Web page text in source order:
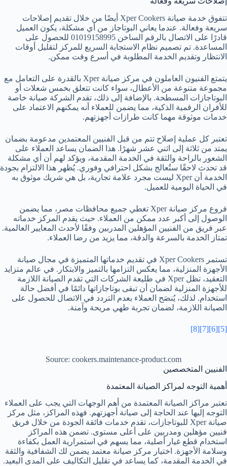
تتفوق خدمة صيانة Xper Cookers أيضًا من خلال تقديم إصلاحات
سريعة وفعالة. عندما يعاني البوتاجاز من أي مشكلة، يكون العميل
قادرًا على الاتصال بالرقم الساخن 01019158995 للحصول على
المساعدة. تم تصميم نظام الاستجابة السريع للمركز لتقليل أوقات
الانتظار وتقديم الخدمة المطلوبة في أسرع وقت ممكن.
يتمتع الفنيون العاملون في مركز صيانة Xper بالقدرة على التعامل مع
مجموعة متنوعة من الأعطال، سواء كانت تتعلق بخمس شعلات أو
البوتاجازات المسطحة. بالإضافة إلى ذلك، تقدم الشركة صيانة خاصة
للأفران الرقمية الذكية، مما يضمن للعملاء أنه يمكنهم الاعتماد على
خدمات موثوقة مهما كانت طرازات أجهزتهم.
تعتبر كل عملية إصلاح تتم من قبل الفنيين المعتمدين مدعومة بضمان
يمتد من ثلاثة إلى اثني عشر شهرًا. هذا الضمان يساعد العملاء على
الشعور بالراحة والثقة في الخدمة المقدمة، ويؤكد لهم أن أي مشكلة
قد تحدث لاحقًا ستُعالج بشكل احترافي وفوري. يُظهر هذا الالتزام بجودة
الخدمة أن Xper ليست مجرد علامة تجارية، بل هي شريك موثوق به
في الحياة اليومية للعميل.
فروع مركز صيانة Xper تغطي جميع محافظات مصر، مما يضمن
الوصول إلى أكبر عدد ممكن من العملاء. حيث يقدم المركز خدماته
عبر فريق من الفنيين المؤهلين المدربين وفقًا لأحدث المعايير العالمية.
تمتاز الخدمة بالسرعة والدقة، مما يزيد من رضا العملاء.
تستمر Xper Cookers في تقديم خدماتها المتميزة في مجال صيانة
الأجهزة المنزلية، مما يعكس التزامها بالتميز والابتكار. في عالم متزايد
التعقيد، تظل Xper في طليعة الشركات التي تقدم الصيانة اللازمة
للأجهزة المنزلية لضمان أن تبقى بوتاجازاتها دائمًا في أفضل حالة
استخدام. لذلك، يُنصَح العملاء بعدم التردد في الاتصال للحصول على
الصيانة اللازمة، لضمان تجربة طهي مريحة وآمنة.
[5]
[6]
[7]
[8]
Source: cookers.maintenance-product.com
الفنيين المتخصصين
أهمية التوجه لمراكز الصيانة المعتمدة
تعتبر مراكز الصيانة المعتمدة من أهم الوجهات التي يجب على العملاء
التوجه إليها عند الحاجة إلى صيانة أجهزتهم. فهذه المراكز، مثل مركز
صيانة Xper للبوتاجازات، تقدم خدمات فائقة الجودة من خلال فريق
فنيين مؤهلين ومدربين على أعلى مستوى. تضمن هذه المراكز
استخدام قطع غيار أصلية، مما يسهم في استمرارية العمل بكفاءة
وسلامة الأجهزة. اختيار مركز صيانة معتمد يضمن لك الشفافية والثقة
في الخدمة المقدمة، كما يساعد في تقليل التكاليف على المدى البعيد.